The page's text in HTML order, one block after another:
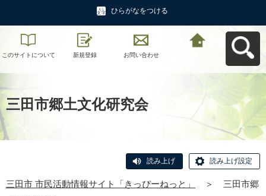
ひらがなをつける
このサイトについて 新規登録 お問い合わせ
三田市郷土文化研究会
読み上げ 読み上げ設定
三田市 市民活動情報サイト「きっぴーねっと」 ＞
三田市郷